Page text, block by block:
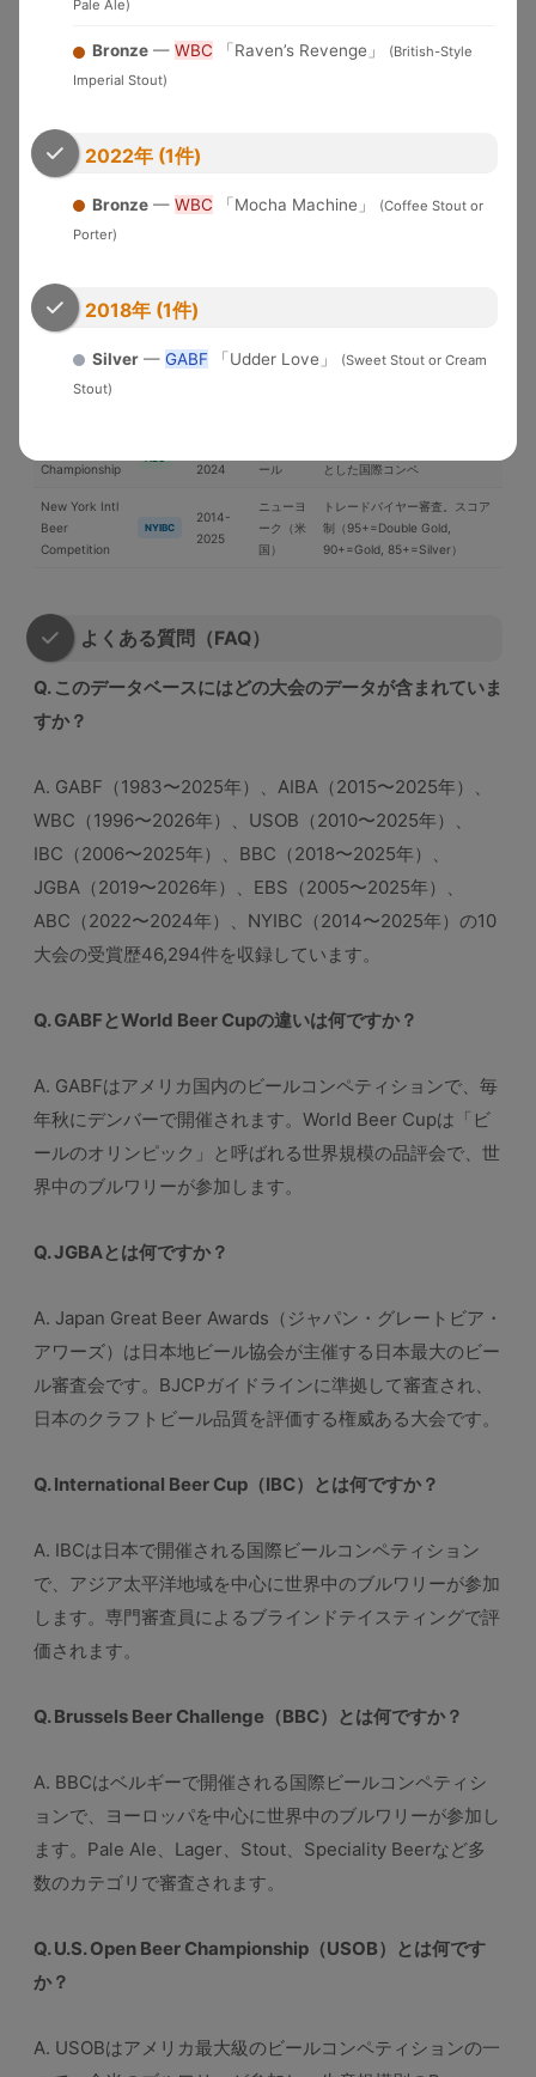
Pale Ale)
Bronze— WBC 「Raven’s Revenge」
(British-Style
Imperial Stout)
2022年 (1件)
Bronze— WBC 「Mocha Machine」
(Coffee Stout or
Porter)
2018年 (1件)
Silver— GABF 「Udder Love」
(Sweet Stout or Cream
Stout)
USOB
International
Beer Cup
2006-
Brussels Beer
Japan Great
Beer Awards
JGBA
2019-
ニュルン
Championship
2024
ール
とした国際コンペ
New York Intl
Beer
Competition
NYIBC
2014-
2025
ニューヨ
ーク（米
国）
トレードバイヤー審査。スコア
制（95+=Double Gold,
90+=Gold, 85+=Silver）
よくある質問（FAQ）
Q. このデータベースにはどの大会のデータが含まれていま
すか？
A. GABF（1983〜2025年）、AIBA（2015〜2025年）、
WBC（1996〜2026年）、USOB（2010〜2025年）、
IBC（2006〜2025年）、BBC（2018〜2025年）、
JGBA（2019〜2026年）、EBS（2005〜2025年）、
ABC（2022〜2024年）、NYIBC（2014〜2025年）の10
大会の受賞歴46,294件を収録しています。
Q. GABFとWorld Beer Cupの違いは何ですか？
A. GABFはアメリカ国内のビールコンペティションで、毎
年秋にデンバーで開催されます。World Beer Cupは「ビ
ールのオリンピック」と呼ばれる世界規模の品評会で、世
界中のブルワリーが参加します。
Q. JGBAとは何ですか？
A. Japan Great Beer Awards（ジャパン・グレートビア・
アワーズ）は日本地ビール協会が主催する日本最大のビー
ル審査会です。BJCPガイドラインに準拠して審査され、
日本のクラフトビール品質を評価する権威ある大会です。
Q. International Beer Cup（IBC）とは何ですか？
A. IBCは日本で開催される国際ビールコンペティション
で、アジア太平洋地域を中心に世界中のブルワリーが参加
します。専門審査員によるブラインドテイスティングで評
価されます。
Q. Brussels Beer Challenge（BBC）とは何ですか？
A. BBCはベルギーで開催される国際ビールコンペティシ
ョンで、ヨーロッパを中心に世界中のブルワリーが参加し
ます。Pale Ale、Lager、Stout、Speciality Beerなど多
数のカテゴリで審査されます。
Q. U.S. Open Beer Championship（USOB）とは何です
か？
A. USOBはアメリカ最大級のビールコンペティションの一